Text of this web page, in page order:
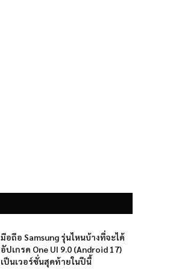
มือถือ Samsung รุ่นไหนบ้างที่จะได้
อัปเกรด One UI 9.0 (Android 17)
เป็นเวอร์ชั่นสุดท้ายในปีนี้